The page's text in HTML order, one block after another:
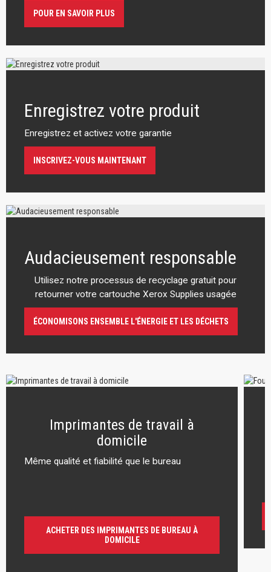
POUR EN SAVOIR PLUS
Enregistrez votre produit
Enregistrez et activez votre garantie
INSCRIVEZ-VOUS MAINTENANT
Audacieusement responsable
Utilisez notre processus de recyclage gratuit pour
retourner votre cartouche Xerox Supplies usagée
ÉCONOMISONS ENSEMBLE L'ÉNERGIE ET LES DÉCHETS
Imprimantes de travail à
domicile
Même qualité et fiabilité que le bureau
ACHETER DES IMPRIMANTES DE BUREAU À
DOMICILE